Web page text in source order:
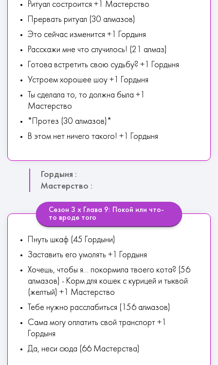
Ритуал состроится +1 Мастерство
Прервать ритуал (30 алмазов)
Это сейчас изменится +1 Гордыня
Расскажи мне что случилось! (21 алмаз)
Готова встретить свою судьбу? +1 Гордыня
Устроем хорошее шоу +1 Гордыня
Ты сделала то, то должна была +1
Мастерство
*Протез (30 алмазов)*
В этом нет ничего такого! +1 Гордыня
Гордыня :
Мастерство :
Сезон 3 х Глава 9: Покой или что-
то вроде того
Пнуть шкаф (45 Гордыни)
Заставить его умолять +1 Гордыня
Хочешь, чтобы я... покормила твоего кота? (56
алмазов) - Корм для кошек с курицей и тыквой
(желтый) +1 Мастерство
Тебе нужно расслабиться (156 алмазов)
Сама могу оплатить свой транспорт +1
Гордыня
Да, неси сюда (66 Мастерства)